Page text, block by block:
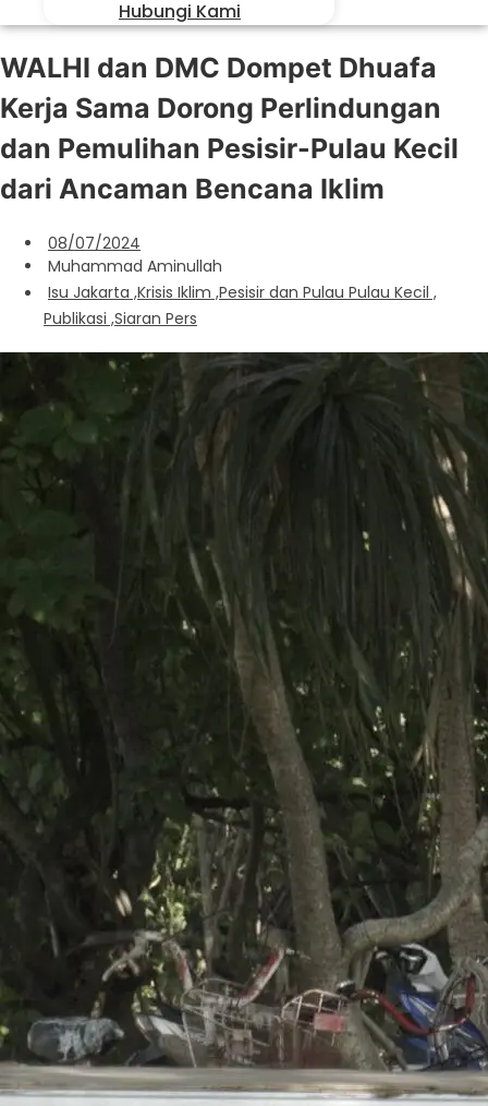
Hubungi Kami
WALHI dan DMC Dompet Dhuafa
Kerja Sama Dorong Perlindungan
dan Pemulihan Pesisir-Pulau Kecil
dari Ancaman Bencana Iklim
08/07/2024
Muhammad Aminullah
Isu Jakarta ,Krisis Iklim ,Pesisir dan Pulau Pulau Kecil ,
Publikasi ,Siaran Pers